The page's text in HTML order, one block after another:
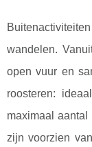
wandelen.
open vuur en
roosteren:
maximaal
zijn voorzien